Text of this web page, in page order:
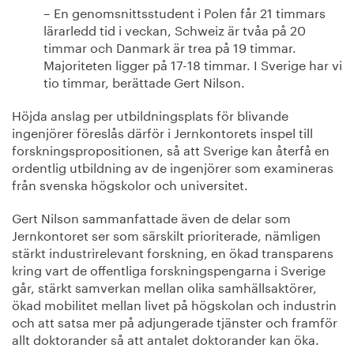
– En genomsnittsstudent i Polen får 21 timmars
lärarledd tid i veckan, Schweiz är tvåa på 20
timmar och Danmark är trea på 19 timmar.
Majoriteten ligger på 17-18 timmar. I Sverige har vi
tio timmar, berättade Gert Nilson.
Höjda anslag per utbildningsplats för blivande
ingenjörer föreslås därför i Jernkontorets inspel till
forskningspropositionen, så att Sverige kan återfå en
ordentlig utbildning av de ingenjörer som examineras
från svenska högskolor och universitet.
Gert Nilson sammanfattade även de delar som
Jernkontoret ser som särskilt prioriterade, nämligen
stärkt industrirelevant forskning, en ökad transparens
kring vart de offentliga forskningspengarna i Sverige
går, stärkt samverkan mellan olika samhällsaktörer,
ökad mobilitet mellan livet på högskolan och industrin
och att satsa mer på adjungerade tjänster och framför
allt doktorander så att antalet doktorander kan öka.